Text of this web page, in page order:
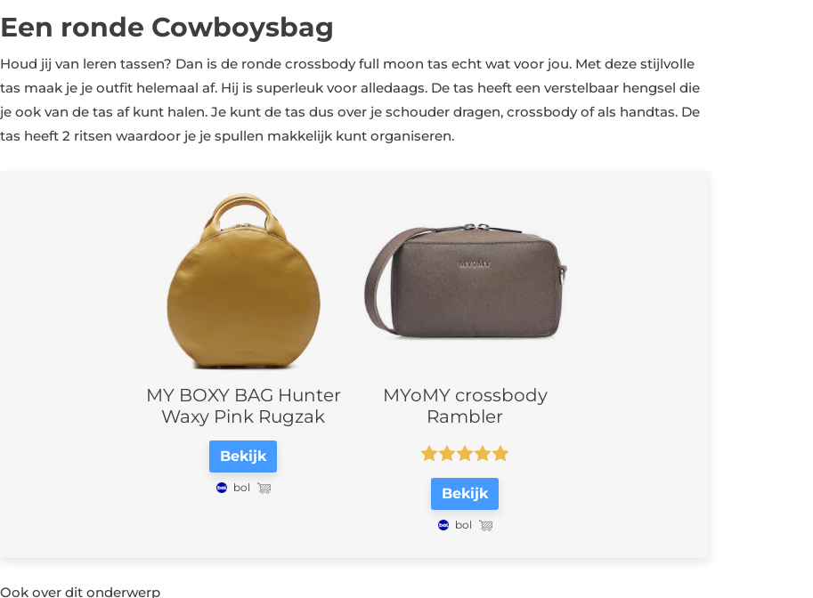
Een ronde Cowboysbag
Houd jij van leren tassen? Dan is de ronde crossbody full moon tas echt wat voor jou. Met deze stijlvolle
tas maak je je outfit helemaal af. Hij is superleuk voor alledaags. De tas heeft een verstelbaar hengsel die
je ook van de tas af kunt halen. Je kunt de tas dus over je schouder dragen, crossbody of als handtas. De
tas heeft 2 ritsen waardoor je je spullen makkelijk kunt organiseren.
MY BOXY BAG Hunter
Waxy Pink Rugzak
Bekijk
bol
MYoMY crossbody
Rambler
Bekijk
bol
Ook over dit onderwerp